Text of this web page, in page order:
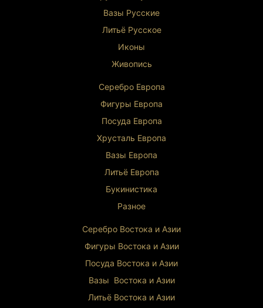
камергеру графа Апраскина
Состояние: оригинальное, полностью
Вазы Русские
Литьё Русское
Иконы
Живопись
Серебро Европа
Фигуры Европа
Посуда Европа
Хрусталь Европа
Вазы Европа
Литьё Европа
Букинистика
Разное
Серебро Востока и Азии
Фигуры Востока и Азии
Посуда Востока и Азии
Вазы Востока и Азии
Литьё Востока и Азии